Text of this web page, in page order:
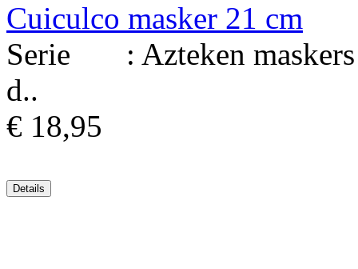
Cuiculco masker 21 cm
Serie : Azteken maskers
d..
€ 18,95